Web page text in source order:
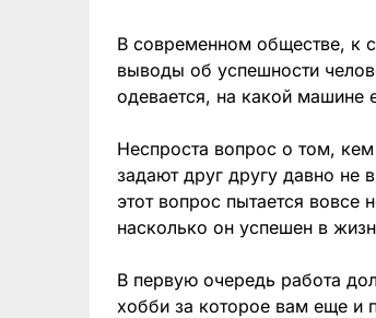
В современном обществе, к
выводы об успешности
одевается, на какой машине
Неспроста вопрос о том,
задают друг другу давно
этот вопрос пытается вовсе
насколько он успешен в
В первую очередь работа
хобби за которое вам еще и